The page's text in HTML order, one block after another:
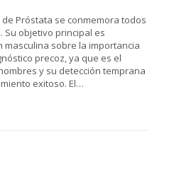
de Próstata se conmemora todos
Su objetivo principal es
masculina sobre la importancia
precoz, ya que es el
y su detección temprana
exitoso. El…